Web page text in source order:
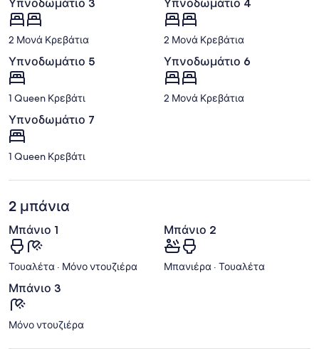
Υπνοδωμάτιο 3
2 Μονά Κρεβάτια
Υπνοδωμάτιο 4
2 Μονά Κρεβάτια
Υπνοδωμάτιο 5
1 Queen Κρεβάτι
Υπνοδωμάτιο 6
2 Μονά Κρεβάτια
Υπνοδωμάτιο 7
1 Queen Κρεβάτι
2 μπάνια
Μπάνιο 1
Τουαλέτα · Μόνο ντουζιέρα
Μπάνιο 2
Μπανιέρα · Τουαλέτα
Μπάνιο 3
Μόνο ντουζιέρα